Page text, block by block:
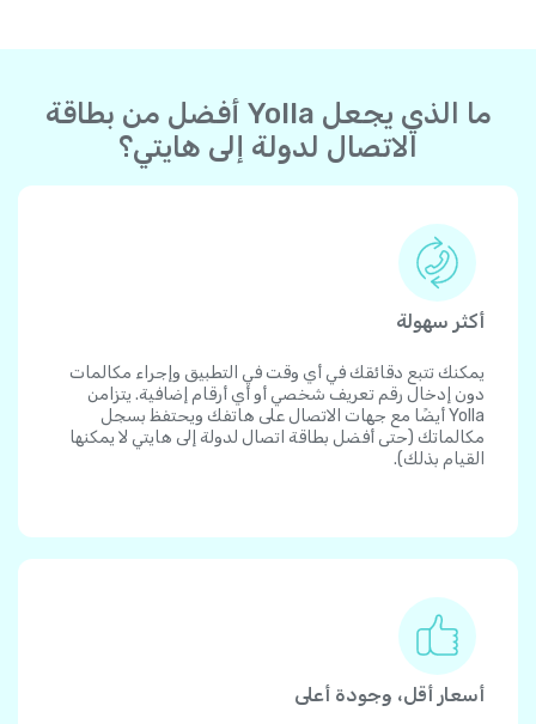
ما الذي يجعل Yolla أفضل من بطاقة
الاتصال لدولة إلى هايتي؟
أكثر سهولة
يمكنك تتبع دقائقك في أي وقت في التطبيق وإجراء مكالمات
دون إدخال رقم تعريف شخصي أو أي أرقام إضافية. يتزامن
Yolla أيضًا مع جهات الاتصال على هاتفك ويحتفظ بسجل
مكالماتك (حتى أفضل بطاقة اتصال لدولة إلى هايتي لا يمكنها
القيام بذلك).
أسعار أقل، وجودة أعلى